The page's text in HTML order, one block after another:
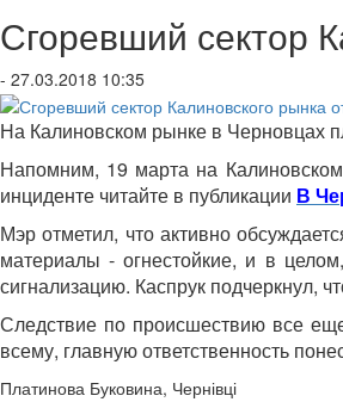
Сгоревший сектор
- 27.03.2018 10:35
На Калиновском рынке в Черновцах
Напомним, 19 марта на
инциденте читайте в публикации В
Мэр отметил, что активно
материалы - огнестойкие, и в
сигнализацию. Каспрук подчеркнул,
Следствие по происшествию все
всему, главную ответственность
Платинова Буковина, Чернівці